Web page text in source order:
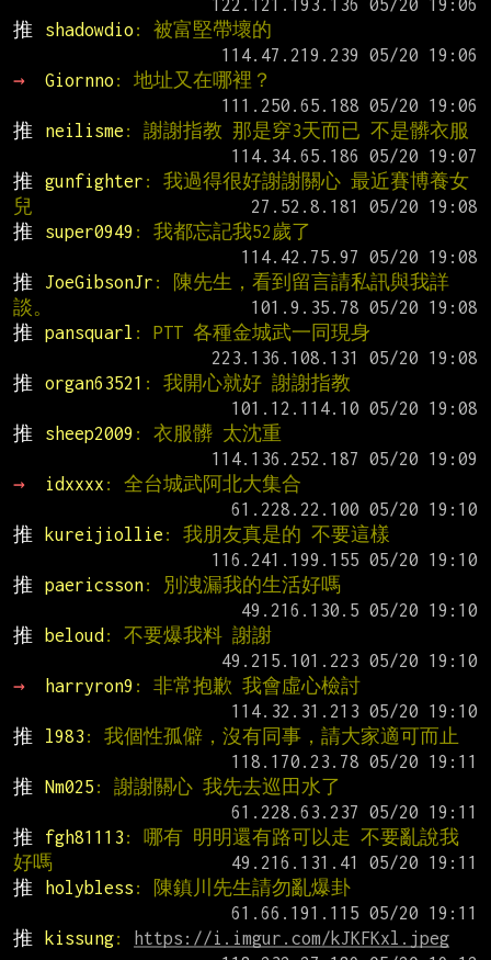
推
shadowdio : 被富堅帶壞的
→
Giornno : 地址又在哪裡？
推
neilisme : 謝謝指教 那是穿3天而已 不是髒衣服
推
gunfighter : 我過得很好謝謝關心 最近賽博養女
兒
推
super0949 : 我都忘記我52歲了
推
JoeGibsonJr : 陳先生，看到留言請私訊與我詳
談。
推
pansquarl : PTT 各種金城武一同現身
推
organ63521 : 我開心就好 謝謝指教
推
sheep2009 : 衣服髒 太沈重
→
idxxxx : 全台城武阿北大集合
推
kureijiollie : 我朋友真是的 不要這樣
推
paericsson: 別洩漏我的生活好嗎
推
beloud : 不要爆我料 謝謝
→
harryron9 : 非常抱歉 我會虛心檢討
推
l983 : 我個性孤僻，沒有同事，請大家適可而止
推
Nm025 : 謝謝關心 我先去巡田水了
推
fgh81113 : 哪有 明明還有路可以走 不要亂說我
好嗎
推
holybless : 陳鎮川先生請勿亂爆卦
推
kissung:
https://i.imgur.com/kJKFKxl.jpeg